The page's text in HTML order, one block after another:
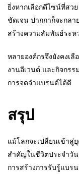
ยิ่งหากเลือกดีไซน์ที่สว
ชัดเจน ปากกาก็จะกลา
สร้างความสัมพันธ์ระห
หลายองค์กรจึงยังคงเ
งานอีเวนต์ และกิจกรร
การจดจำแบรนด์ได้ดี
สรุป
แม้โลกจะเปลี่ยนเข้าสู่
สำคัญในชีวิตประจำวัน
การสร้างการรับรู้แบร